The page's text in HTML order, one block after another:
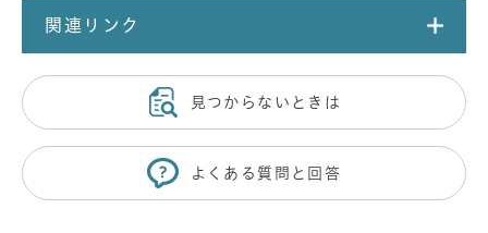
関連リンク
見つからないときは
よくある質問と回答